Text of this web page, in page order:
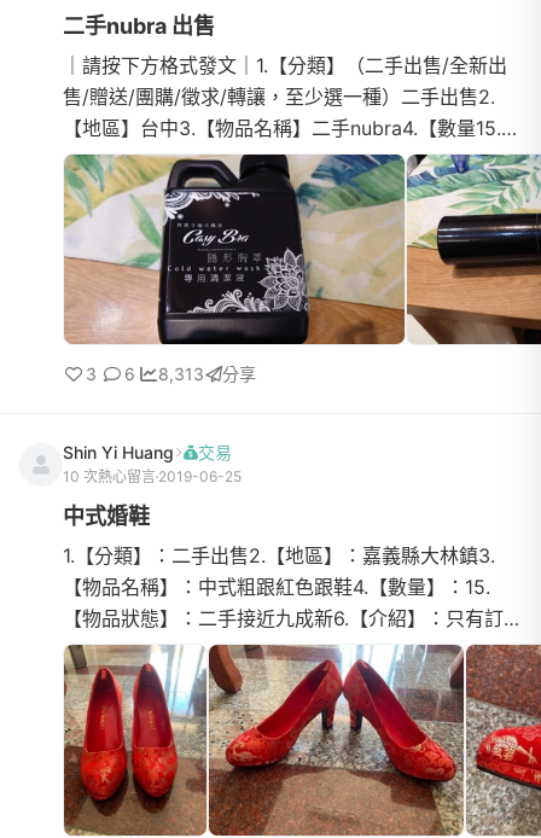
二手nubra 出售
｜請按下方格式發文｜1.【分類】（二手出售/全新出
售/贈送/團購/徵求/轉讓，至少選一種）二手出售2.
【地區】台中3.【物品名稱】二手nubra4.【數量15.
【物品狀態】（九成新/全新/二手，可視實際商品狀態
描述）只穿過一次6.【介紹】7.【價格】500 元8.【交
易方式】（面交/郵寄/超商店到店/宅配，至少選一
項）超商店到店，不須再支付運費9.【聯絡方式】
（LineID / FB / 電話號碼
3 6 8,313 分享
Shin Yi Huang 交易
10 次熱心留言 2019-06-25
中式婚鞋
1.【分類】：二手出售2.【地區】：嘉義縣大林鎮3.
【物品名稱】：中式粗跟紅色跟鞋4.【數量】：15.
【物品狀態】：二手接近九成新6.【介紹】：只有訂
婚時穿過一次鞋跟有點裂縫，但不影響走路的穩定度
可以兩穿，有拆卸綁帶店家當時有附鞋墊，但我沒用!
所以這個鞋墊是全新的鞋碼38號(24)，跟高8釐米目
前已有多人詢問，但未售出~喜歡的趕快來帶走唷~~7.
【價格】：NT6008.【交易方式】：郵寄/超商店